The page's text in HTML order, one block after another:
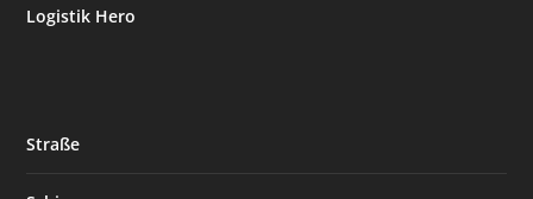
Logistik Hero
Straße